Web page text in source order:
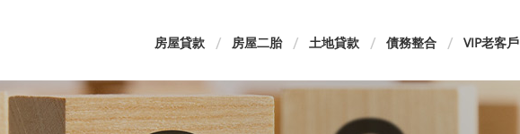
房屋貸款 房屋二胎 土地貸款 債務整合 VIP老客戶